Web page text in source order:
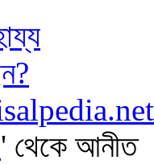
' থেকে আনীত